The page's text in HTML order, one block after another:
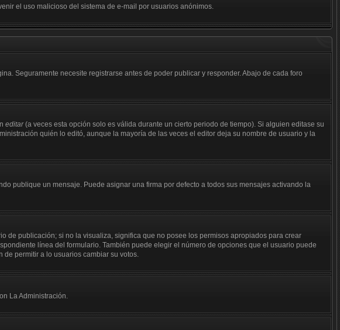
el uso malicioso del sistema de e-mail por usuarios anónimos.
Seguramente necesite registrarse antes de poder publicar y responder. Abajo de cada foro
editar(a veces esta opción solo es válida durante un cierto periodo de tiempo). Si alguien editase su
quién lo editó, aunque la mayoría de las veces el editor deja su nombre de usuario y la
publique un mensaje. Puede asignar una firma por defecto a todos sus mensajes activando la
de publicación; si no la visualiza, significa que no posee los permisos apropiados para crear
línea del formulario. También puede elegir el número de opciones que el usuario puede
permitir a lo usuarios cambiar su votos.
La Administración.